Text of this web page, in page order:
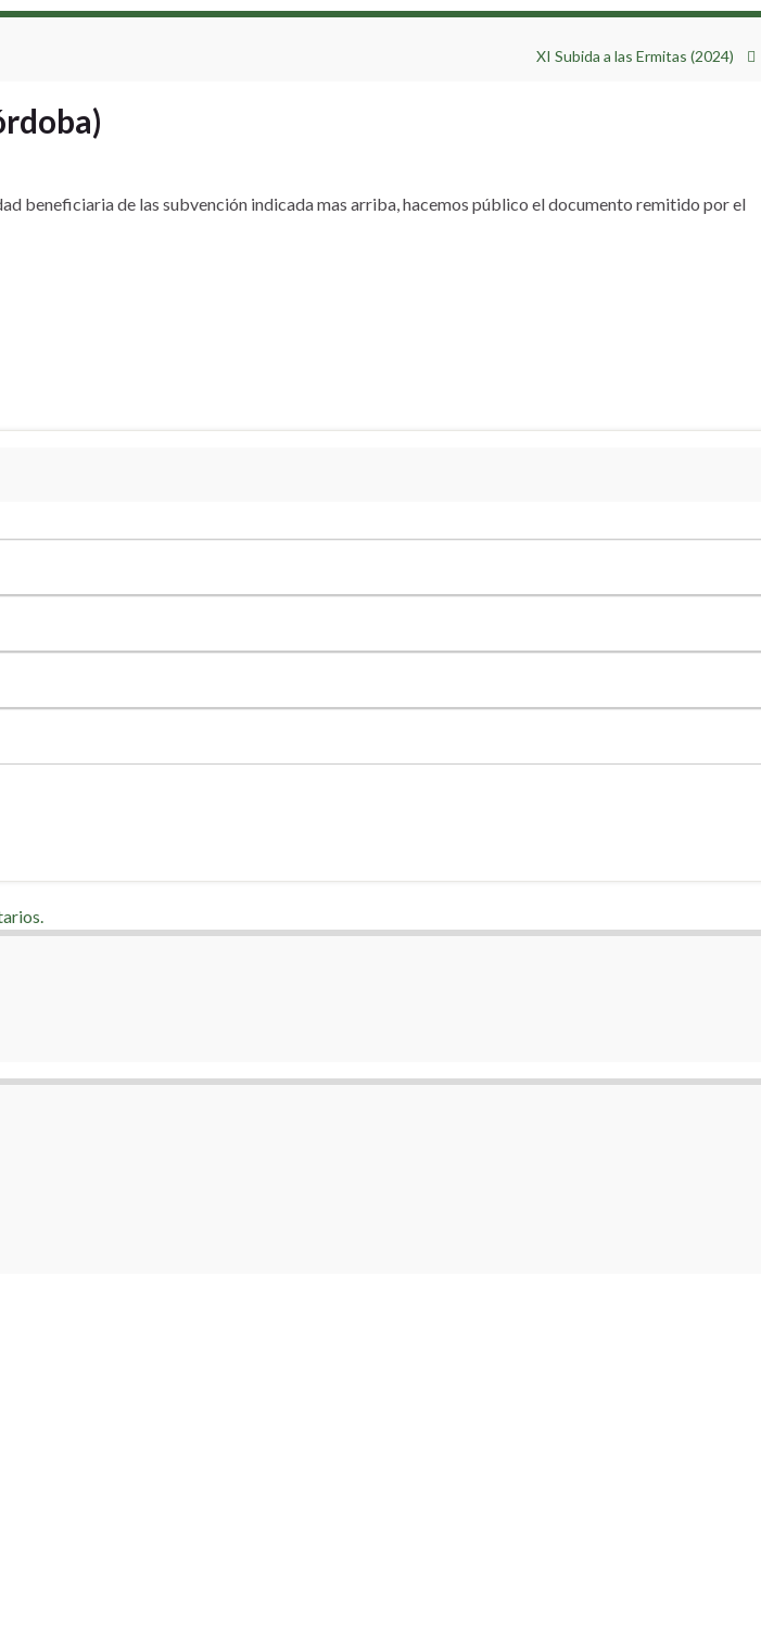
XI Subida a las Ermitas (2024)
beneficiaria de las subvención indicada mas arriba, hacemos público el documento remitido por el